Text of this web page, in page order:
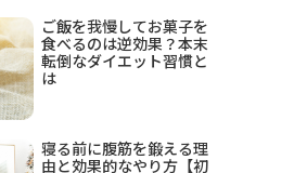
ご飯を我慢してお菓子を
食べるのは逆効果？本末
転倒なダイエット習慣と
は
寝る前に腹筋を鍛える理
由と効果的なやり方【初